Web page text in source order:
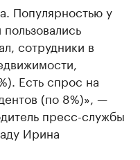
Популярностью у
сотрудники в
Есть спрос на
(по 8%)», —
пресс-службы
Ирина